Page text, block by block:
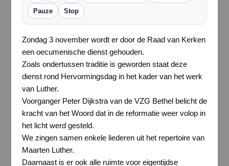
Pauze Stop
Zondag 3 november wordt er door de Raad van Kerken
een oecumenische dienst gehouden.
Zoals ondertussen traditie is geworden staat deze
dienst rond Hervormingsdag in het kader van het werk
van Luther.
Voorganger Peter Dijkstra van de VZG Bethel belicht de
kracht van het Woord dat in de reformatie weer volop in
het licht werd gesteld.
We zingen samen enkele liederen uit het repertoire van
Maarten Luther.
Daarnaast is er ook alle ruimte voor eigentijdse